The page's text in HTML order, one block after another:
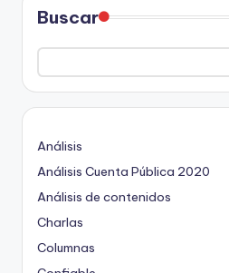
Buscar
Análisis
Análisis Cuenta Pública 2020
Análisis de contenidos
Charlas
Columnas